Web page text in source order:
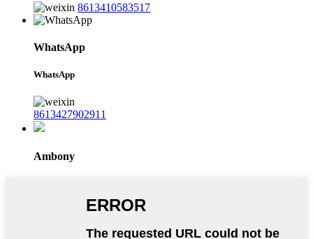
8613410583517
WhatsApp
WhatsApp
8613427902911
Ambony